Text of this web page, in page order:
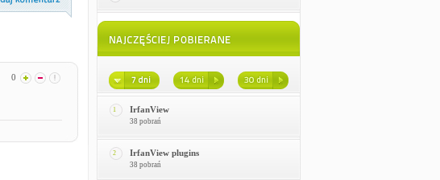
0
1 IrfanView
38 pobrań
2 IrfanView plugins
38 pobrań